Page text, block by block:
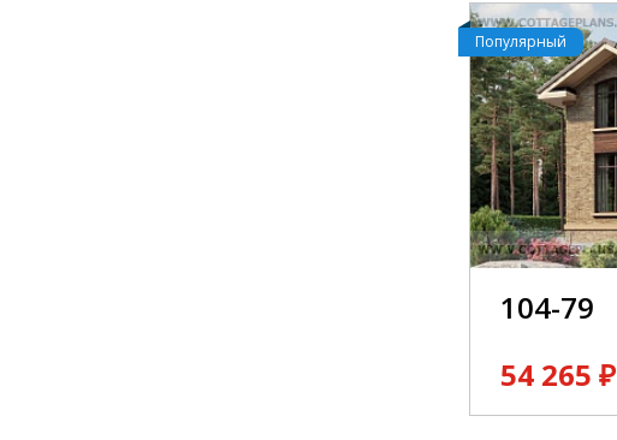
Популярный
104-79
54 265 ₽